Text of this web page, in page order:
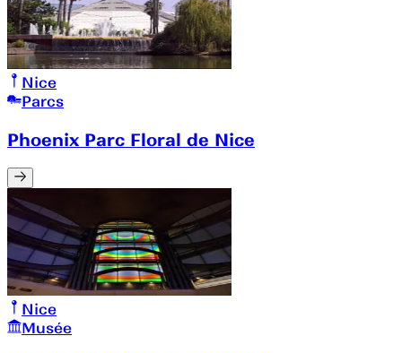
Nice
Parcs
Phoenix Parc Floral de Nice
Nice
Musée